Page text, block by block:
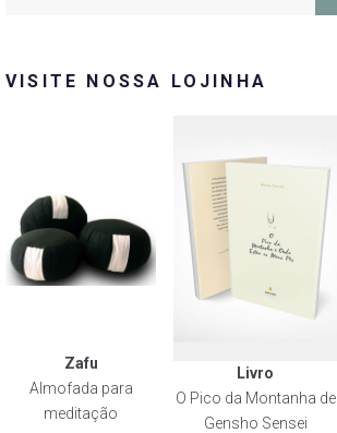
VISITE NOSSA LOJINHA
Zafu
Almofada para
meditação
Livro
O Pico da Montanha de
Gensho Sensei